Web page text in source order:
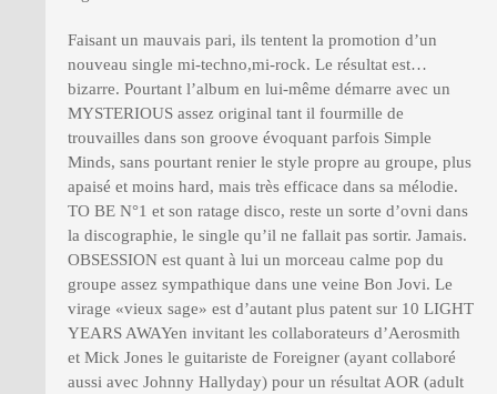
Faisant un mauvais pari, ils tentent la promotion d’un
nouveau single mi-techno,mi-rock. Le résultat est…
bizarre. Pourtant l’album en lui-même démarre avec un
MYSTERIOUS assez original tant il fourmille de
trouvailles dans son groove évoquant parfois Simple
Minds, sans pourtant renier le style propre au groupe, plus
apaisé et moins hard, mais très efficace dans sa mélodie.
TO BE N°1 et son ratage disco, reste un sorte d’ovni dans
la discographie, le single qu’il ne fallait pas sortir. Jamais.
OBSESSION est quant à lui un morceau calme pop du
groupe assez sympathique dans une veine Bon Jovi. Le
virage «vieux sage» est d’autant plus patent sur 10 LIGHT
YEARS AWAYen invitant les collaborateurs d’Aerosmith
et Mick Jones le guitariste de Foreigner (ayant collaboré
aussi avec Johnny Hallyday) pour un résultat AOR (adult